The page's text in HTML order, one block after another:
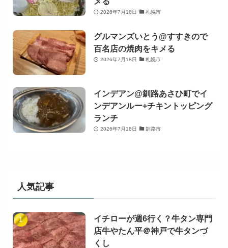
2026年7月18日 札幌市
グルマンズいとう@すすきので
百名店の焼肉をキメる
2026年7月18日 札幌市
インデアン@釧路あさひ町でイ
ンデアンルー+チキントッピング
ランチ
2026年7月18日 釧路市
人気記事
イチローが週6行く？牛タン専門
店牛やたん平＠神戸で牛タンづ
くし